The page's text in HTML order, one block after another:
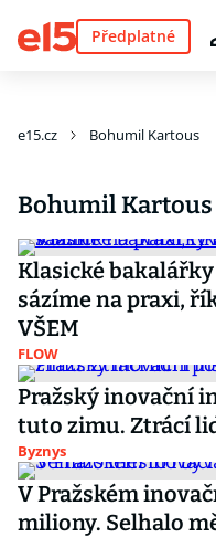
Předplatné
e15.cz Bohumil Kartous
Bohumil Kartous
Klasické
sázíme na praxi,
VŠEM
FLOW
Pražský inovační
tuto zimu. Ztrácí
Byznys
V Pražském
miliony. Selhalo